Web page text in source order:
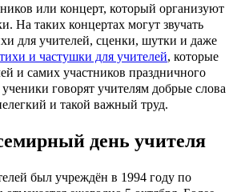
или концерт, который организуют
На таких концертах могут звучать
для учителей, сценки, шутки и даже
и частушки для учителей, которые
и самих участников праздничного
говорят учителям добрые слова
и такой важный труд.
день учителя
был учреждён в 1994 году по